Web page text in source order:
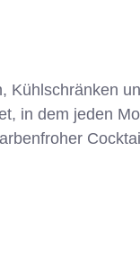
in dem jeden